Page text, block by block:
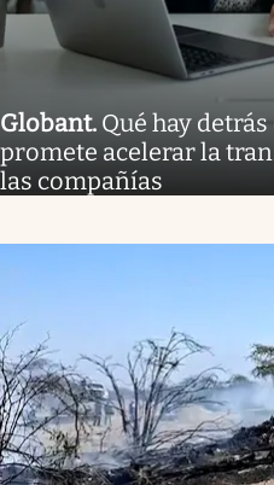
Globant. Qué hay
promete acelerar la
las compañías